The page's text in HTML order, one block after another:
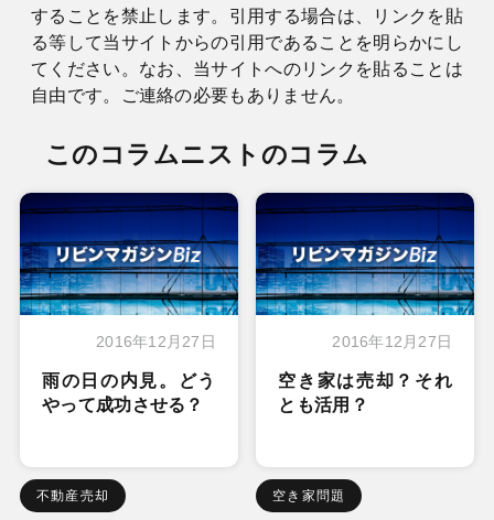
することを禁止します。引用する場合は、リンクを貼
る等して当サイトからの引用であることを明らかにし
てください。なお、当サイトへのリンクを貼ることは
自由です。ご連絡の必要もありません。
このコラムニストのコラム
2016年12月27日
雨の日の内見。どう
やって成功させる？
不動産売却
2016年12月27日
空き家は売却？それ
とも活用？
空き家問題